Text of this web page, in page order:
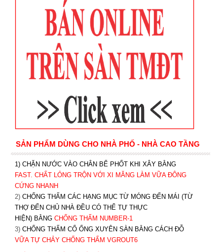
SẢN PHẨM DÙNG CHO NHÀ PHỐ - NHÀ CAO TẦNG
1) CHẶN NƯỚC VÀO CHÂN BỂ PHỐT KHI XÂY BẰNG
FAST. CHẤT LỎNG TRỘN VỚI XI MĂNG LÀM VỮA ĐÔNG
CỨNG NHANH
2) CHỐNG THẤM CÁC HẠNG MỤC TỪ MÓNG ĐẾN MÁI (TỪ
THỢ ĐẾN CHỦ NHÀ ĐỀU CÓ THỂ TỰ THỰC
HIỆN) BẰNG CHỐNG THẤM NUMBER-1
3) CHỐNG THẤM CỔ ỐNG XUYÊN SÀN BẰNG CÁCH ĐỖ
VỮA TỰ CHẢY CHỐNG THẤM VGROUT6